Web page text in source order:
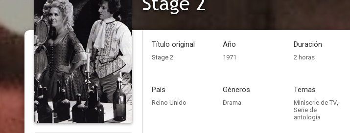
Título original
Stage 2
Año
1971
Duración
2 horas
País
Reino Unido
Géneros
Drama
Temas
Miniserie de TV,
Serie de
antología